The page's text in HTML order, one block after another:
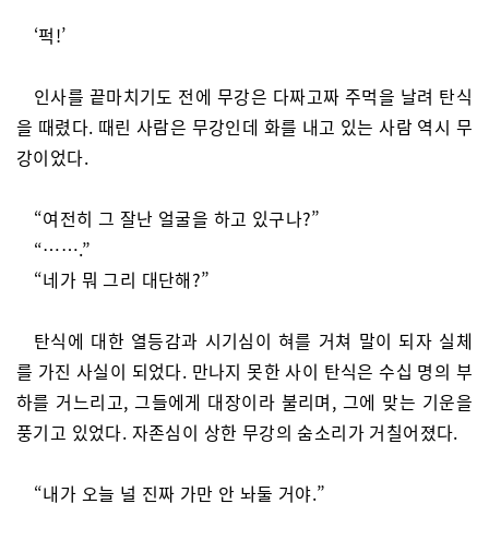
‘퍽!’
인사를 끝마치기도 전에 무강은 다짜고짜 주먹을 날려 탄식
을 때렸다. 때린 사람은 무강인데 화를 내고 있는 사람 역시 무
강이었다.
“여전히 그 잘난 얼굴을 하고 있구나?”
“…….”
“네가 뭐 그리 대단해?”
탄식에 대한 열등감과 시기심이 혀를 거쳐 말이 되자 실체
를 가진 사실이 되었다. 만나지 못한 사이 탄식은 수십 명의 부
하를 거느리고, 그들에게 대장이라 불리며, 그에 맞는 기운을
풍기고 있었다. 자존심이 상한 무강의 숨소리가 거칠어졌다.
“내가 오늘 널 진짜 가만 안 놔둘 거야.”